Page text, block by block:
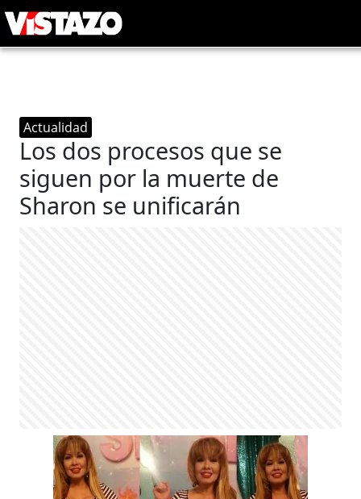
Actualidad
Los dos procesos que se
siguen por la muerte de
Sharon se unificarán